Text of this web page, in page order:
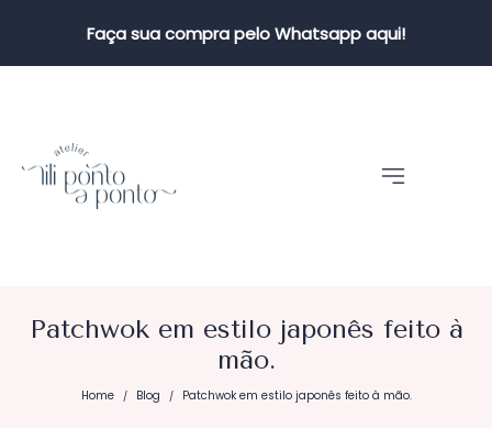
Faça sua compra pelo Whatsapp aqui!
Patchwok em estilo japonês feito à
mão.
Home / Blog / Patchwok em estilo japonês feito à mão.